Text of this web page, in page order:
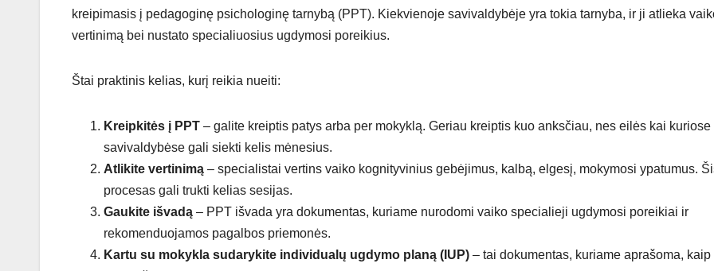
kreipimasis į pedagoginę psichologinę tarnybą (PPT). Kiekvienoje savivaldybėje yra tokia tarnyba, ir ji atlieka
vertinimą bei nustato specialiuosius ugdymosi poreikius.
Štai praktinis kelias, kurį reikia nueiti:
Kreipkitės į PPT – galite kreiptis patys arba per mokyklą. Geriau kreiptis kuo anksčiau, nes eilės kai kuriose
savivaldybėse gali siekti kelis mėnesius.
Atlikite vertinimą – specialistai vertins vaiko kognityvinius gebėjimus, kalbą, elgesį, mokymosi ypatumus.
procesas gali trukti kelias sesijas.
Gaukite išvadą – PPT išvada yra dokumentas, kuriame nurodomi vaiko specialieji ugdymosi poreikiai ir
rekomenduojamos pagalbos priemonės.
Kartu su mokykla sudarykite individualų ugdymo planą (IUP) – tai dokumentas, kuriame aprašoma, kaip